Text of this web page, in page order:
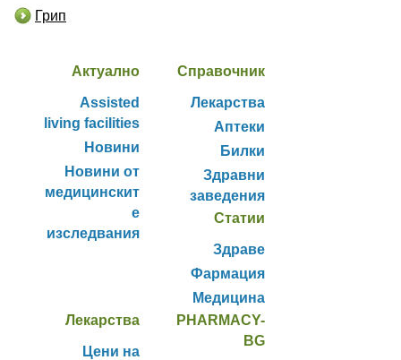
Грип
Актуално
Assisted
living facilities
Новини
Новини от
медицинскит
е
изследвания
Справочник
Лекарства
Аптеки
Билки
Здравни
заведения
Статии
Здраве
Фармация
Медицина
Лекарства
Цени на
PHARMACY-
BG